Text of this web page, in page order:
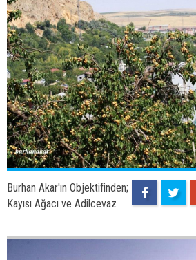
Burhan Akar'ın Objektifinden;
Adilcevaz Kayısıları